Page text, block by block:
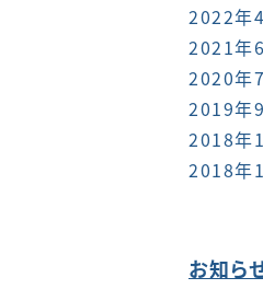
2022年
2021年
2020年
2019年
2018年
2018年
お知ら